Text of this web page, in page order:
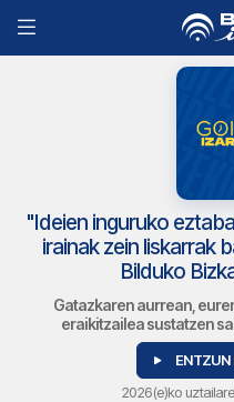
"Ideien inguruko
irainak zein liskarrak
Bilduko
Gatazkaren aurrean,
eraikitzailea sustatzen
ENTZUN
2026(e)ko